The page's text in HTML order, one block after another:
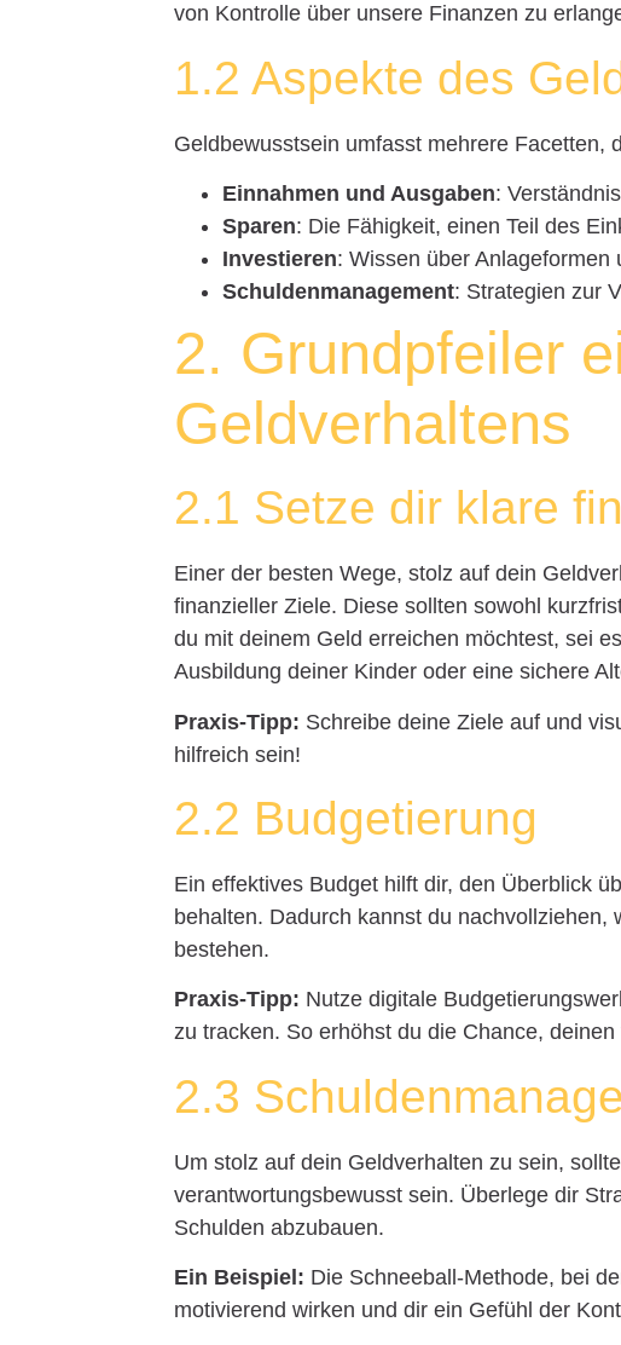
von Kontrolle über unsere Finanzen zu
1.2 Aspekte des
Geldbewusstsein umfasst mehrere Facetten,
Einnahmen und Ausgaben:
Sparen: Die Fähigkeit, einen Teil des
Investieren: Wissen über
Schuldenmanagement: Strategien zur
2. Grundpfeiler
Geldverhaltens
2.1 Setze dir klare
Einer der besten Wege, stolz auf dein
finanzieller Ziele. Diese sollten sowohl
du mit deinem Geld erreichen möchtest, sei
Ausbildung deiner Kinder oder eine sichere
Praxis-Tipp: Schreibe deine Ziele auf und
hilfreich sein!
2.2 Budgetierung
Ein effektives Budget hilft dir, den Überblick
behalten. Dadurch kannst du
bestehen.
Praxis-Tipp: Nutze digitale
zu tracken. So erhöhst du die Chance,
2.3
Um stolz auf dein Geldverhalten zu sein,
verantwortungsbewusst sein. Überlege dir
Schulden abzubauen.
Ein Beispiel: Die Schneeball-Methode, bei
motivierend wirken und dir ein Gefühl der